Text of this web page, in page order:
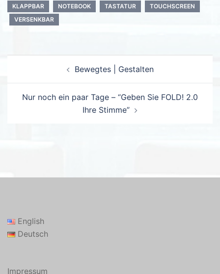
KLAPPBAR NOTEBOOK TASTATUR
TOUCHSCREEN
VERSENKBAR
Navigation
Bewegtes | Gestalten
Nur noch ein paar Tage – “Geben Sie FOLD! 2.0
Ihre Stimme”
English
Deutsch
Impressum